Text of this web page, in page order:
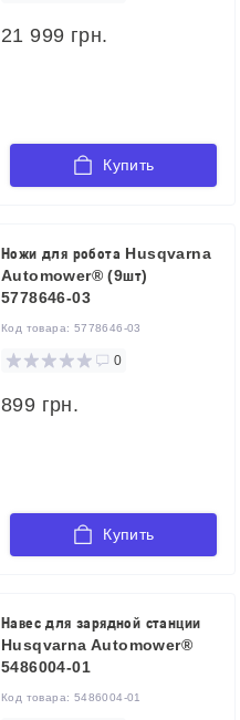
21 999 грн.
Купить
Ножи для робота Husqvarna
Automower® (9шт)
5778646-03
Код товара: 5778646-03
0
899 грн.
Купить
Навес для зарядной станции
Husqvarna Automower®
5486004-01
Код товара: 5486004-01